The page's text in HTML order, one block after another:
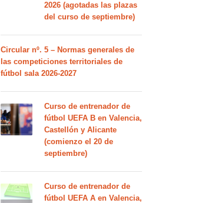
2026 (agotadas las plazas
del curso de septiembre)
Circular nº. 5 – Normas generales de
las competiciones territoriales de
fútbol sala 2026-2027
Curso de entrenador de
fútbol UEFA B en Valencia,
Castellón y Alicante
(comienzo el 20 de
septiembre)
Curso de entrenador de
fútbol UEFA A en Valencia,